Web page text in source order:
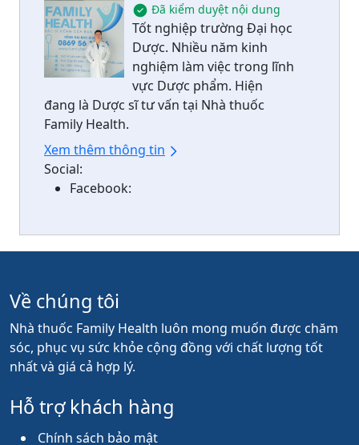
Đã kiểm duyệt nội dung
Tốt nghiệp trường Đại học
Dược. Nhiều năm kinh
nghiệm làm việc trong lĩnh
vực Dược phẩm. Hiện
đang là Dược sĩ tư vấn tại Nhà thuốc
Family Health.
Xem thêm thông tin
Social:
Facebook:
Về chúng tôi
Nhà thuốc Family Health luôn mong muốn được chăm
sóc, phục vụ sức khỏe cộng đồng với chất lượng tốt
nhất và giá cả hợp lý.
Hỗ trợ khách hàng
Chính sách bảo mật